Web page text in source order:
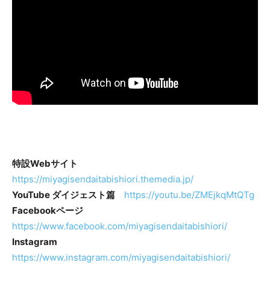
特設Webサイト
https://miyagisendaitabishiori.themedia.jp/
YouTube ダイジェスト篇 https://youtu.be/ZMEjkqMtQTg
Facebookページ
https://www.facebook.com/miyagisendaitabishiori/
Instagram
https://www.instagram.com/miyagisendaitabishiori/